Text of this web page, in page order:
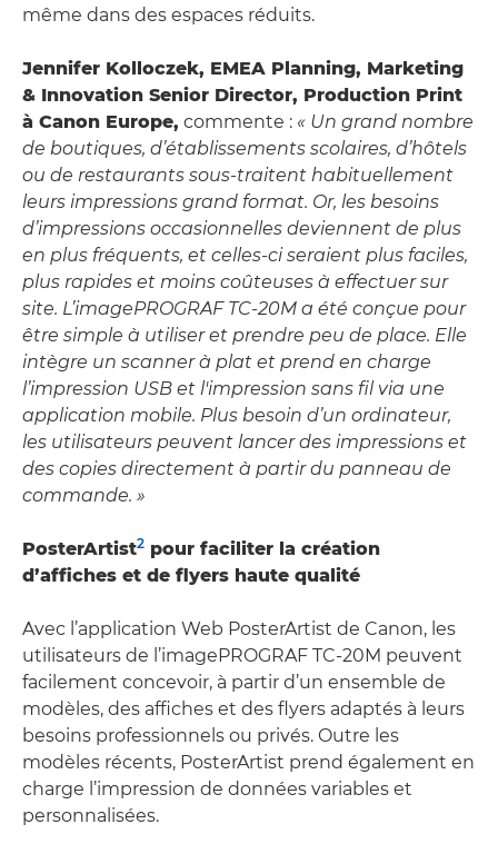
même dans des espaces réduits.
Jennifer Kolloczek, EMEA Planning, Marketing
& Innovation Senior Director, Production Print
à Canon Europe, commente : « Un grand nombre
de boutiques, d’établissements scolaires, d’hôtels
ou de restaurants sous-traitent habituellement
leurs impressions grand format. Or, les besoins
d’impressions occasionnelles deviennent de plus
en plus fréquents, et celles-ci seraient plus faciles,
plus rapides et moins coûteuses à effectuer sur
site. L’imagePROGRAF TC-20M a été conçue pour
être simple à utiliser et prendre peu de place. Elle
intègre un scanner à plat et prend en charge
l’impression USB et l'impression sans fil via une
application mobile. Plus besoin d’un ordinateur,
les utilisateurs peuvent lancer des impressions et
des copies directement à partir du panneau de
commande. »
PosterArtist2 pour faciliter la création
d’affiches et de flyers haute qualité
Avec l’application Web PosterArtist de Canon, les
utilisateurs de l’imagePROGRAF TC-20M peuvent
facilement concevoir, à partir d’un ensemble de
modèles, des affiches et des flyers adaptés à leurs
besoins professionnels ou privés. Outre les
modèles récents, PosterArtist prend également en
charge l’impression de données variables et
personnalisées.